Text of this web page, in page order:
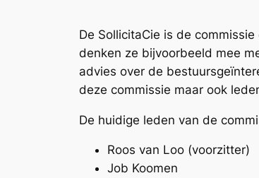
De SollicitaCie is de
denken ze bijvoorbeeld mee
advies over de
deze commissie maar ook
De huidige leden van de
Roos van Loo (voorzitter)
Job Koomen